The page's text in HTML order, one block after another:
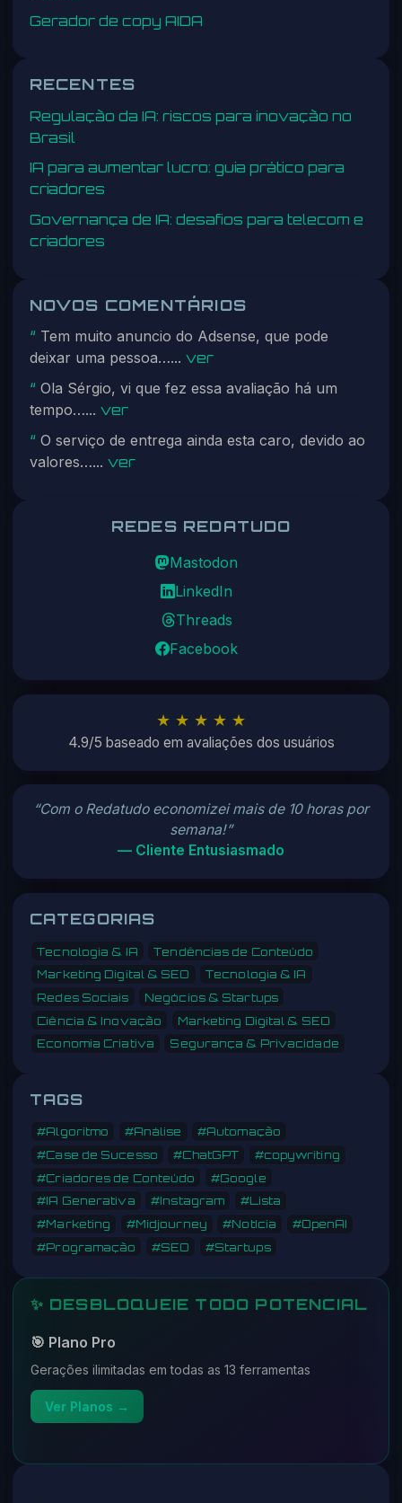
Gerador de copy AIDA
RECENTES
Regulação da IA: riscos para inovação no
Brasil
IA para aumentar lucro: guia prático para
criadores
Governança de IA: desafios para telecom e
criadores
NOVOS COMENTÁRIOS
“Tem muito anuncio do Adsense, que pode
deixar uma pessoa…... ver
“Ola Sérgio, vi que fez essa avaliação há um
tempo…... ver
“O serviço de entrega ainda esta caro, devido ao
valores…... ver
REDES REDATUDO
Mastodon
LinkedIn
Threads
Facebook
★ ★ ★ ★ ★
4.9/5 baseado em avaliações dos usuários
“Com o Redatudo economizei mais de 10 horas por
semana!”
— Cliente Entusiasmado
CATEGORIAS
Tecnologia & IA
Tendências de Conteúdo
Marketing Digital & SEO
Tecnologia & IA
Redes Sociais
Negócios & Startups
Ciência & Inovação
Marketing Digital & SEO
Economia Criativa
Segurança & Privacidade
TAGS
#Algoritmo #Análise
#Automação
#Case de Sucesso
#ChatGPT
#copywriting
#Criadores de Conteúdo
#Google
#IA Generativa
#Instagram
#Lista
#Marketing
#Midjourney #Notícia
#OpenAI
#Programação
#SEO #Startups
✨ DESBLOQUEIE TODO POTENCIAL
🎯 Plano Pro
Gerações ilimitadas em todas as 13 ferramentas
Ver Planos →